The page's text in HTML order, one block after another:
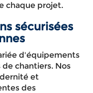
chaque projet.
sécurisées
d'équipements
chantiers. Nos
et
des